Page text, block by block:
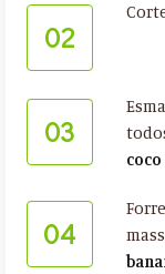
02
03
04